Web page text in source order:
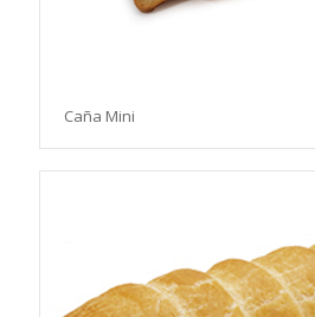
Caña Mini